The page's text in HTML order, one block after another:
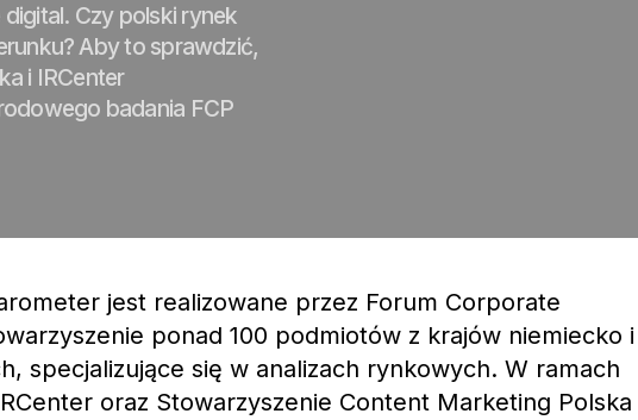
Czy polski rynek
Aby to sprawdzić,
i IRCenter
badania FCP
jest realizowane przez Forum Corporate
ponad 100 podmiotów z krajów niemiecko i
specjalizujące się w analizach rynkowych. W ramach
oraz Stowarzyszenie Content Marketing Polska